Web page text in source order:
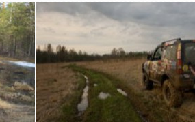
2010" В ТВЕРСКОЙ ОБЛАСТИ